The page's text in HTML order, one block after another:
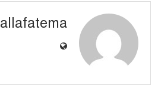
lallafatema